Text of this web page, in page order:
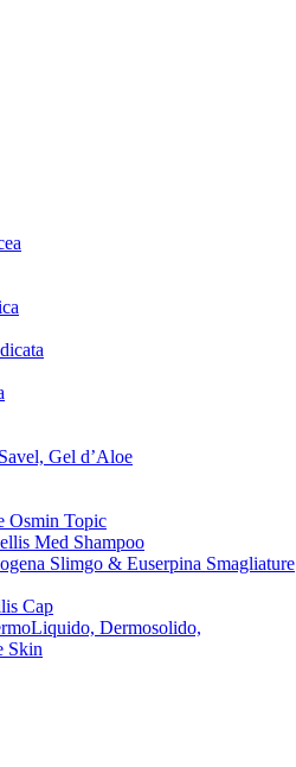
Gel d’Aloe
Osmin Topic
Med Shampoo
Slimgo & Euserpina Smagliature
Cap
Dermosolido,
Skin